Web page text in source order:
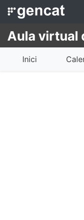
Ves al contingut principal
Aula virtual
Inici